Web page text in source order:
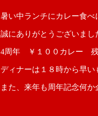
暑い中ランチにカレー食べ
誠にありがとうございまし
4周年 ￥１００カレー 残
ディナーは１８時から早い
また、来年も周年記念何か